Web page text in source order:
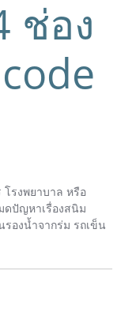
ช่อง
โรงพยาบาล หรือ
ดปัญหาเรื่องสนิม
รองน้ำจากร่ม รถเข็น